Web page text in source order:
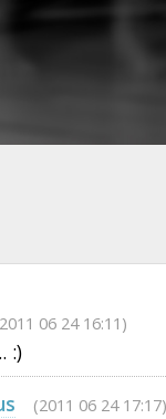
06 24 16:11)
:)
(2011 06 24 17:17)